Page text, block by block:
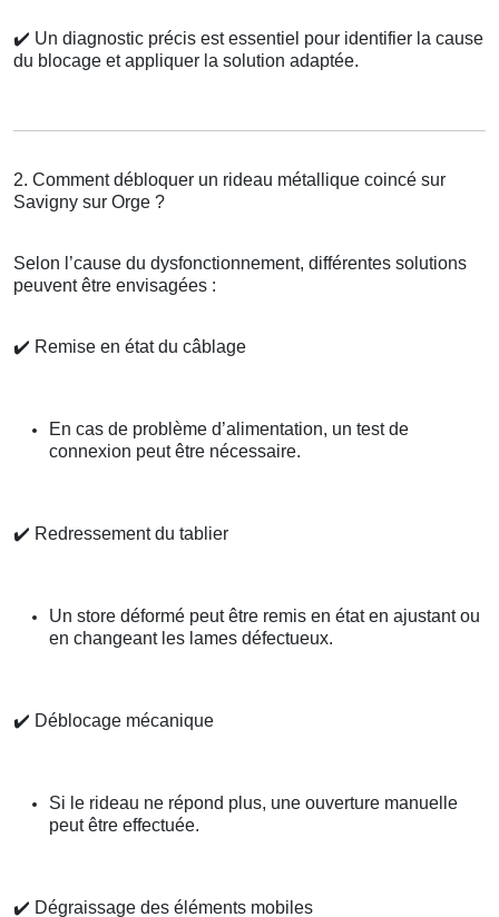
✔️ Un diagnostic précis est essentiel pour identifier la cause
du blocage et appliquer la solution adaptée.
2. Comment débloquer un rideau métallique coincé sur
Savigny sur Orge ?
Selon l’cause du dysfonctionnement, différentes solutions
peuvent être envisagées :
✔️ Remise en état du câblage
En cas de problème d’alimentation, un test de
connexion peut être nécessaire.
✔️ Redressement du tablier
Un store déformé peut être remis en état en ajustant ou
en changeant les lames défectueux.
✔️ Déblocage mécanique
Si le rideau ne répond plus, une ouverture manuelle
peut être effectuée.
✔️ Dégraissage des éléments mobiles